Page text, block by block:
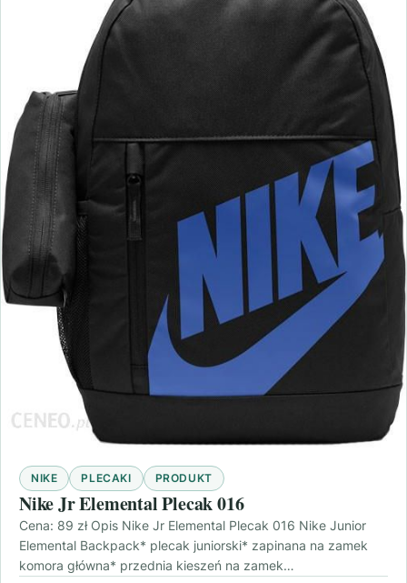
NIKE PLECAKI PRODUKT
Nike Jr Elemental Plecak 016
Cena: 89 zł Opis Nike Jr Elemental Plecak 016 Nike Junior
Elemental Backpack* plecak juniorski* zapinana na zamek
komora główna* przednia kieszeń na zamek…